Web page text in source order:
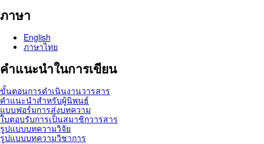
ภาษา
English
ภาษาไทย
คำแนะนำในการเขียน
ขั้นตอนการดำเนินงานวารสาร
คำแนะนำสำหรับผู้นิพนธ์
แบบฟอร์มการส่งบทความ
ใบตอบรับการเป็นสมาชิกวารสาร
รูปแบบบทความวิจัย
รูปแบบบทความวิชาการ